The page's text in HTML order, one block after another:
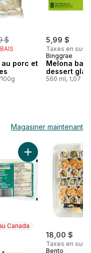
$
au porc et
5,99 $
Taxes en sus
Binggrae
Melona
dessert
560 ml, 1,07 $/
Magasiner maintenant
Épicé (Après
Canada
Ajouter Tofu extra
18,00 $
Taxes en sus
Bento